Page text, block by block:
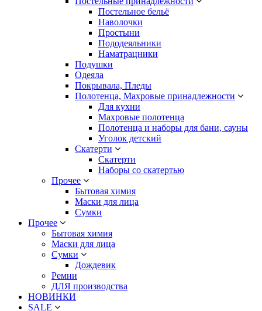
Постельное бельё
Наволочки
Простыни
Пододеяльники
Наматрацники
Подушки
Одеяла
Покрывала, Пледы
Полотенца, Махровые принадлежности
Для кухни
Махровые полотенца
Полотенца и наборы для бани, сауны
Уголок детский
Скатерти
Скатерти
Наборы со скатертью
Прочее
Бытовая химия
Маски для лица
Сумки
Прочее
Бытовая химия
Маски для лица
Сумки
Дождевик
Ремни
ДЛЯ производства
НОВИНКИ
SALE